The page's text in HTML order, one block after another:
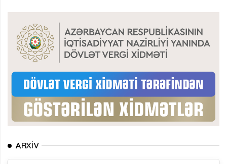
ARXIV